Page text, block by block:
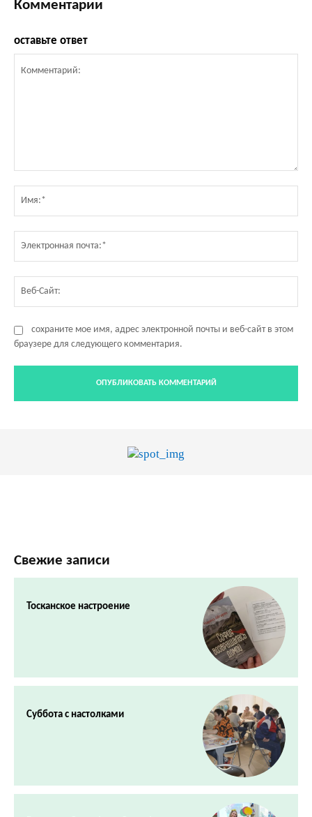
Комментарии
оставьте ответ
сохраните мое имя, адрес электронной почты и веб-сайт в этом
браузере для следующего комментария.
Свежие записи
Тосканское настроение
Суббота с настолками